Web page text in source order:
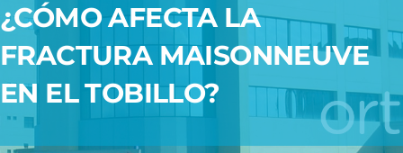
¿CÓMO AFECTA LA
FRACTURA MAISONNEUVE
EN EL TOBILLO?